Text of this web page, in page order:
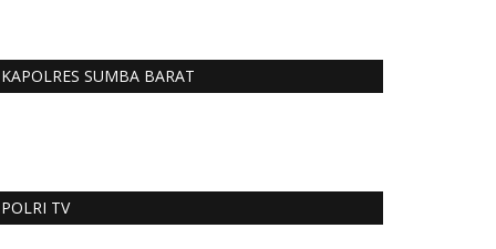
KAPOLRES SUMBA BARAT
POLRI TV